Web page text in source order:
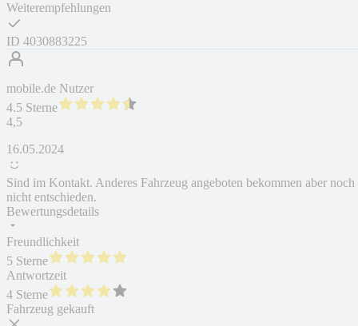
Weiterempfehlungen
ID 4030883225
mobile.de Nutzer
4.5 Sterne
4,5
16.05.2024
Sind im Kontakt. Anderes Fahrzeug angeboten bekommen aber noch
nicht entschieden.
Bewertungsdetails
Freundlichkeit
5 Sterne
Antwortzeit
4 Sterne
Fahrzeug gekauft